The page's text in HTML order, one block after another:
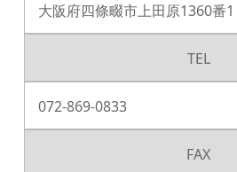
大阪府四條畷市上田原1360番1
TEL
072-869-0833
FAX